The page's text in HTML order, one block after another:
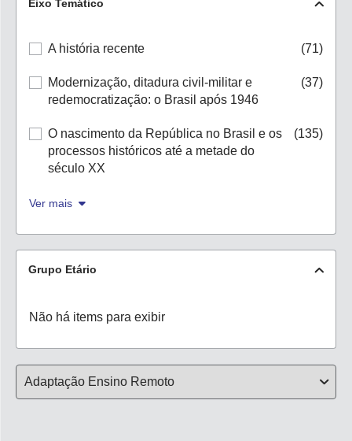
Eixo Temático
A história recente (71)
Modernização, ditadura civil-militar e
redemocratização: o Brasil após 1946
(37)
O nascimento da República no Brasil e os
processos históricos até a metade do
século XX
(135)
Ver mais
Grupo Etário
Não há items para exibir